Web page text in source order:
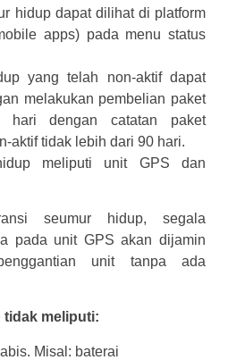
hidup dapat dilihat di platform
apps) pada menu status
yang telah non-aktif dapat
melakukan pembelian paket
hari dengan catatan paket
aktif tidak lebih dari 90 hari.
meliputi unit GPS dan
seumur hidup, segala
pada unit GPS akan dijamin
unit tanpa ada
tidak meliputi:
Misal: baterai